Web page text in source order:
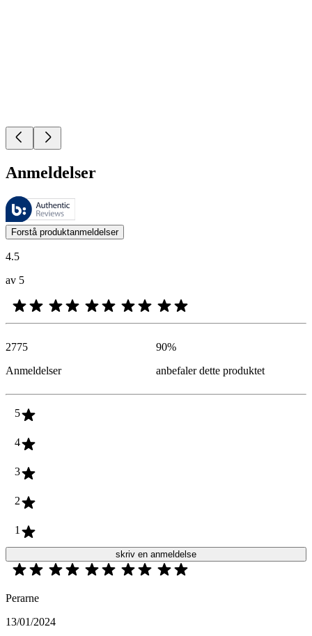
Anmeldelser
Disse anmeldelsene forvaltes av Bazaarvoice og overholder
Kundenes meninger i form av produkt- og stjernevurdering er
Forstå produktanmeldelser
4.5
av 5
2775
Anmeldelser
90%
anbefaler dette produktet
5
4
3
2
1
skriv en anmeldelse
Perarne
13/01/2024